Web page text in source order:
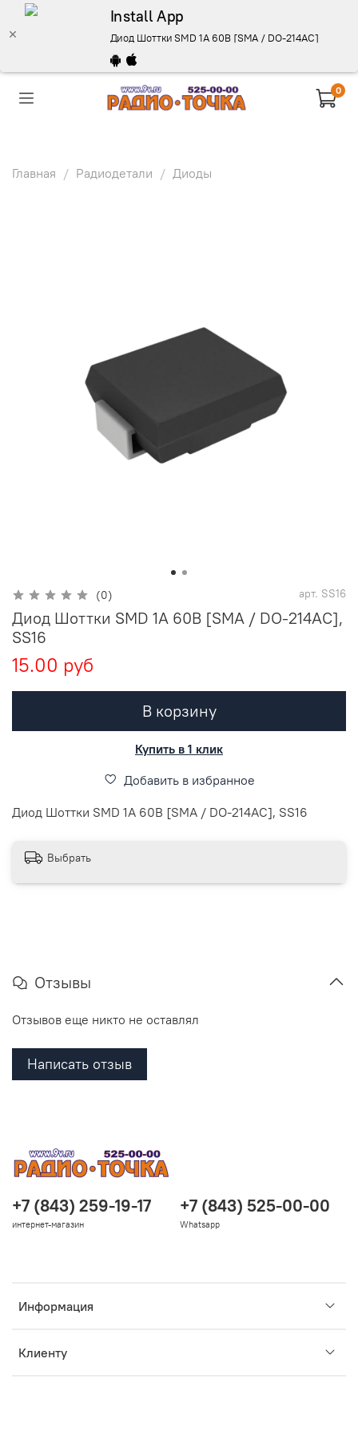
Install App
Диод Шоттки SMD 1A 60В [SMA / DO-214AC], SS16 -
0
Главная Радиодетали Диоды
(0) арт. SS16
Диод Шоттки SMD 1A 60В [SMA / DO-214AC],
SS16
15.00 руб
В корзину
Купить в 1 клик
Добавить в избранное
Диод Шоттки SMD 1A 60В [SMA / DO-214AC], SS16
Выбрать
Отзывы
Отзывов еще никто не оставлял
Написать отзыв
Информация
Клиенту
+7 (843) 259-19-17
интернет-магазин
+7 (843) 525-00-00
Whatsapp